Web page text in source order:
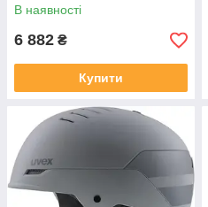
В наявності
6 882 ₴
Купити